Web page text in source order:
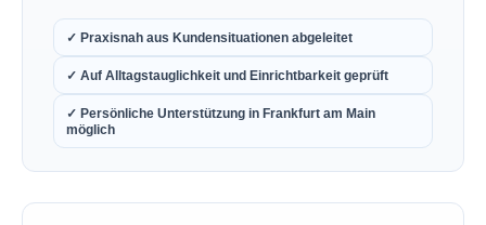
✓ Praxisnah aus Kundensituationen abgeleitet
✓ Auf Alltagstauglichkeit und Einrichtbarkeit geprüft
✓ Persönliche Unterstützung in Frankfurt am Main
möglich